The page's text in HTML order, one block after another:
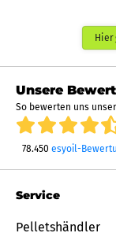
Hier
Unsere
So bewerten uns
78.450 esyoil-
Service
Pelletshändler